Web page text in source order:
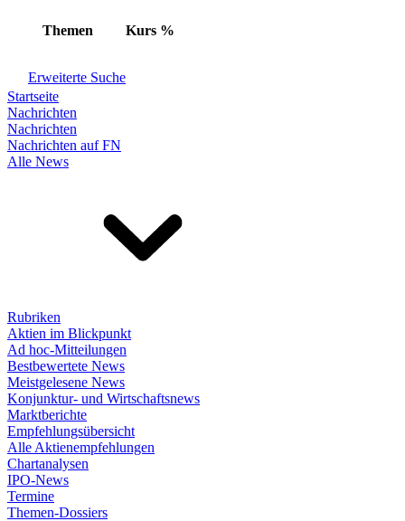
Themen Kurs %
Erweiterte Suche
Startseite
Nachrichten
Nachrichten
Nachrichten auf FN
Alle News
Rubriken
Aktien im Blickpunkt
Ad hoc-Mitteilungen
Bestbewertete News
Meistgelesene News
Konjunktur- und Wirtschaftsnews
Marktberichte
Empfehlungsübersicht
Alle Aktienempfehlungen
Chartanalysen
IPO-News
Termine
Themen-Dossiers